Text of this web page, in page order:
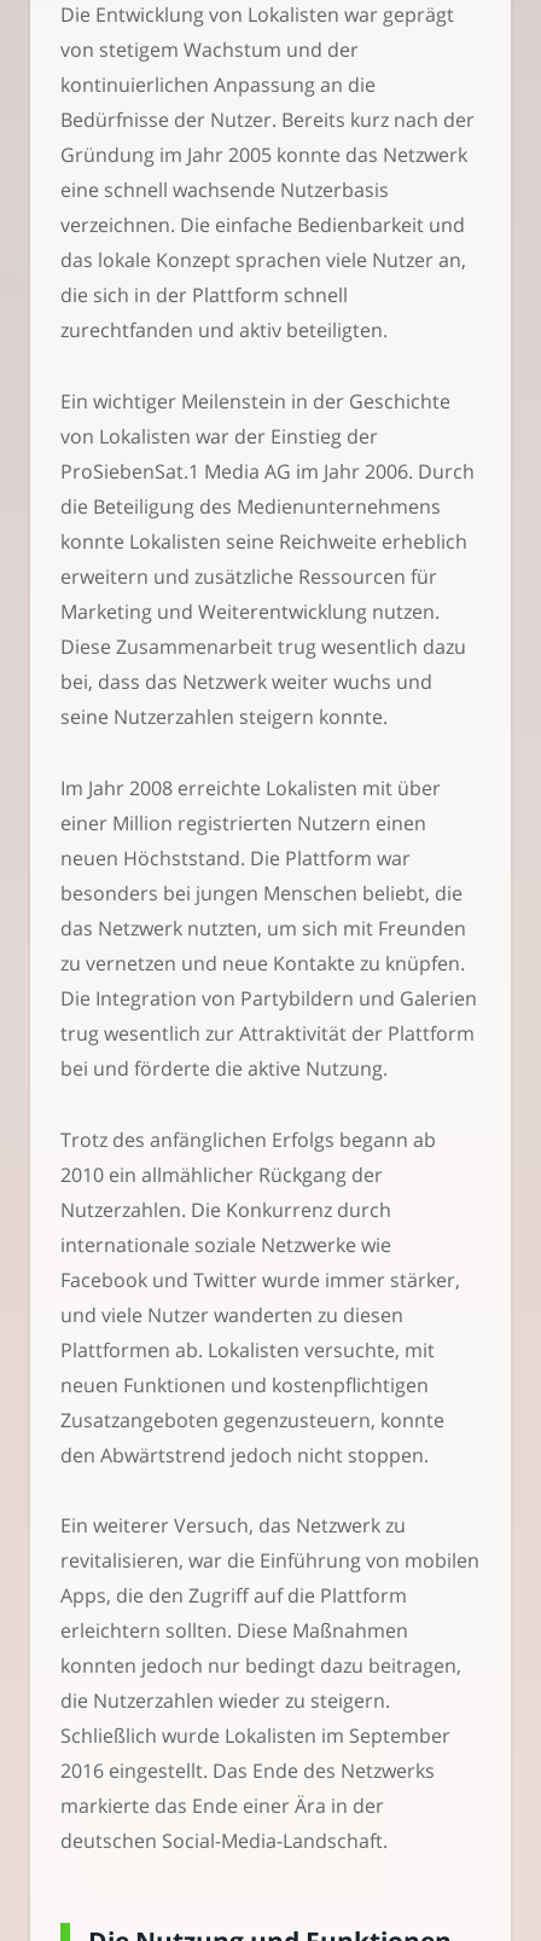
Die Entwicklung von Lokalisten war geprägt
von stetigem Wachstum und der
kontinuierlichen Anpassung an die
Bedürfnisse der Nutzer. Bereits kurz nach der
Gründung im Jahr 2005 konnte das Netzwerk
eine schnell wachsende Nutzerbasis
verzeichnen. Die einfache Bedienbarkeit und
das lokale Konzept sprachen viele Nutzer an,
die sich in der Plattform schnell
zurechtfanden und aktiv beteiligten.
Ein wichtiger Meilenstein in der Geschichte
von Lokalisten war der Einstieg der
ProSiebenSat.1 Media AG im Jahr 2006. Durch
die Beteiligung des Medienunternehmens
konnte Lokalisten seine Reichweite erheblich
erweitern und zusätzliche Ressourcen für
Marketing und Weiterentwicklung nutzen.
Diese Zusammenarbeit trug wesentlich dazu
bei, dass das Netzwerk weiter wuchs und
seine Nutzerzahlen steigern konnte.
Im Jahr 2008 erreichte Lokalisten mit über
einer Million registrierten Nutzern einen
neuen Höchststand. Die Plattform war
besonders bei jungen Menschen beliebt, die
das Netzwerk nutzten, um sich mit Freunden
zu vernetzen und neue Kontakte zu knüpfen.
Die Integration von Partybildern und Galerien
trug wesentlich zur Attraktivität der Plattform
bei und förderte die aktive Nutzung.
Trotz des anfänglichen Erfolgs begann ab
2010 ein allmählicher Rückgang der
Nutzerzahlen. Die Konkurrenz durch
internationale soziale Netzwerke wie
Facebook und Twitter wurde immer stärker,
und viele Nutzer wanderten zu diesen
Plattformen ab. Lokalisten versuchte, mit
neuen Funktionen und kostenpflichtigen
Zusatzangeboten gegenzusteuern, konnte
den Abwärtstrend jedoch nicht stoppen.
Ein weiterer Versuch, das Netzwerk zu
revitalisieren, war die Einführung von mobilen
Apps, die den Zugriff auf die Plattform
erleichtern sollten. Diese Maßnahmen
konnten jedoch nur bedingt dazu beitragen,
die Nutzerzahlen wieder zu steigern.
Schließlich wurde Lokalisten im September
2016 eingestellt. Das Ende des Netzwerks
markierte das Ende einer Ära in der
deutschen Social-Media-Landschaft.